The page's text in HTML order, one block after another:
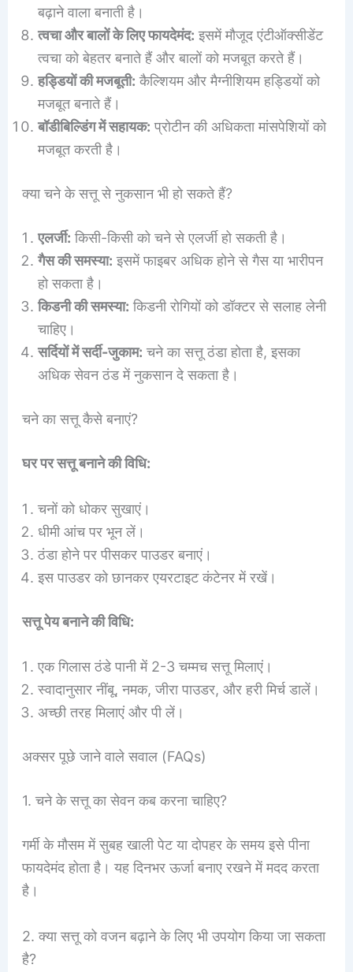
बढ़ाने वाला बनाती है।
त्वचा और बालों के लिए फायदेमंद: इसमें मौजूद एंटीऑक्सीडेंट
त्वचा को बेहतर बनाते हैं और बालों को मजबूत करते हैं।
हड्डियों की मजबूती: कैल्शियम और मैग्नीशियम हड्डियों को
मजबूत बनाते हैं।
बॉडीबिल्डिंग में सहायक: प्रोटीन की अधिकता मांसपेशियों को
मजबूत करती है।
क्या चने के सत्तू से नुकसान भी हो सकते हैं?
एलर्जी: किसी-किसी को चने से एलर्जी हो सकती है।
गैस की समस्या: इसमें फाइबर अधिक होने से गैस या भारीपन
हो सकता है।
किडनी की समस्या: किडनी रोगियों को डॉक्टर से सलाह लेनी
चाहिए।
सर्दियों में सर्दी-जुकाम: चने का सत्तू ठंडा होता है, इसका
अधिक सेवन ठंड में नुकसान दे सकता है।
चने का सत्तू कैसे बनाएं?
घर पर सत्तू बनाने की विधि:
चनों को धोकर सुखाएं।
धीमी आंच पर भून लें।
ठंडा होने पर पीसकर पाउडर बनाएं।
इस पाउडर को छानकर एयरटाइट कंटेनर में रखें।
सत्तू पेय बनाने की विधि:
एक गिलास ठंडे पानी में 2-3 चम्मच सत्तू मिलाएं।
स्वादानुसार नींबू, नमक, जीरा पाउडर, और हरी मिर्च डालें।
अच्छी तरह मिलाएं और पी लें।
अक्सर पूछे जाने वाले सवाल (FAQs)
1. चने के सत्तू का सेवन कब करना चाहिए?
गर्मी के मौसम में सुबह खाली पेट या दोपहर के समय इसे पीना
फायदेमंद होता है। यह दिनभर ऊर्जा बनाए रखने में मदद करता
है।
2. क्या सत्तू को वजन बढ़ाने के लिए भी उपयोग किया जा सकता
है?